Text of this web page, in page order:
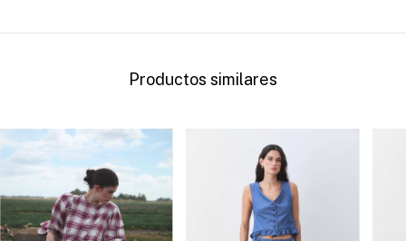
Productos similares